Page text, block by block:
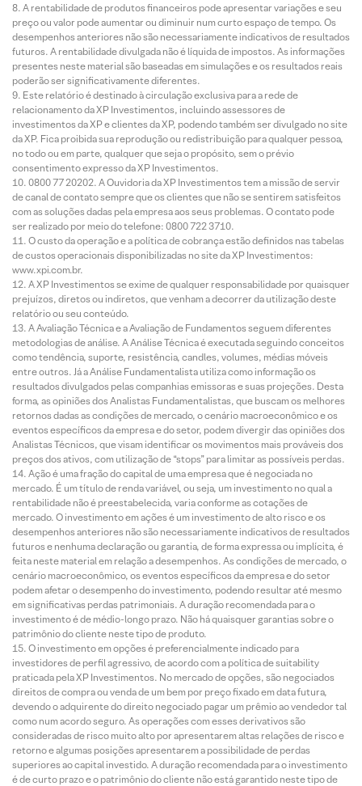
A rentabilidade de produtos financeiros pode apresentar variações e seu
preço ou valor pode aumentar ou diminuir num curto espaço de tempo. Os
desempenhos anteriores não são necessariamente indicativos de resultados
futuros. A rentabilidade divulgada não é líquida de impostos. As informações
presentes neste material são baseadas em simulações e os resultados reais
poderão ser significativamente diferentes.
Este relatório é destinado à circulação exclusiva para a rede de
relacionamento da XP Investimentos, incluindo assessores de
investimentos da XP e clientes da XP, podendo também ser divulgado no site
da XP. Fica proibida sua reprodução ou redistribuição para qualquer pessoa,
no todo ou em parte, qualquer que seja o propósito, sem o prévio
consentimento expresso da XP Investimentos.
0800 77 20202. A Ouvidoria da XP Investimentos tem a missão de servir
de canal de contato sempre que os clientes que não se sentirem satisfeitos
com as soluções dadas pela empresa aos seus problemas. O contato pode
ser realizado por meio do telefone: 0800 722 3710.
O custo da operação e a política de cobrança estão definidos nas tabelas
de custos operacionais disponibilizadas no site da XP Investimentos:
www.xpi.com.br.
A XP Investimentos se exime de qualquer responsabilidade por quaisquer
prejuízos, diretos ou indiretos, que venham a decorrer da utilização deste
relatório ou seu conteúdo.
A Avaliação Técnica e a Avaliação de Fundamentos seguem diferentes
metodologias de análise. A Análise Técnica é executada seguindo conceitos
como tendência, suporte, resistência, candles, volumes, médias móveis
entre outros. Já a Análise Fundamentalista utiliza como informação os
resultados divulgados pelas companhias emissoras e suas projeções. Desta
forma, as opiniões dos Analistas Fundamentalistas, que buscam os melhores
retornos dadas as condições de mercado, o cenário macroeconômico e os
eventos específicos da empresa e do setor, podem divergir das opiniões dos
Analistas Técnicos, que visam identificar os movimentos mais prováveis dos
preços dos ativos, com utilização de “stops” para limitar as possíveis perdas.
Ação é uma fração do capital de uma empresa que é negociada no
mercado. É um título de renda variável, ou seja, um investimento no qual a
rentabilidade não é preestabelecida, varia conforme as cotações de
mercado. O investimento em ações é um investimento de alto risco e os
desempenhos anteriores não são necessariamente indicativos de resultados
futuros e nenhuma declaração ou garantia, de forma expressa ou implícita, é
feita neste material em relação a desempenhos. As condições de mercado, o
cenário macroeconômico, os eventos específicos da empresa e do setor
podem afetar o desempenho do investimento, podendo resultar até mesmo
em significativas perdas patrimoniais. A duração recomendada para o
investimento é de médio-longo prazo. Não há quaisquer garantias sobre o
patrimônio do cliente neste tipo de produto.
O investimento em opções é preferencialmente indicado para
investidores de perfil agressivo, de acordo com a política de suitability
praticada pela XP Investimentos. No mercado de opções, são negociados
direitos de compra ou venda de um bem por preço fixado em data futura,
devendo o adquirente do direito negociado pagar um prêmio ao vendedor tal
como num acordo seguro. As operações com esses derivativos são
consideradas de risco muito alto por apresentarem altas relações de risco e
retorno e algumas posições apresentarem a possibilidade de perdas
superiores ao capital investido. A duração recomendada para o investimento
é de curto prazo e o patrimônio do cliente não está garantido neste tipo de